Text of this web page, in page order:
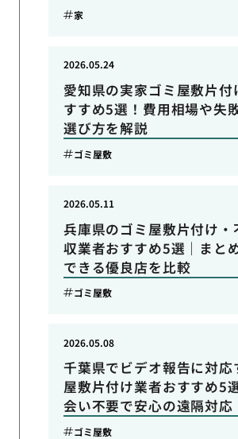
家
愛知県の実家ゴミ屋敷片付
すすめ5選！費用相場や失
選び方を解説
2026.05.24
ゴミ屋敷
兵庫県のゴミ屋敷片付け・
収業者おすすめ5選｜まと
できる優良店を比較
2026.05.11
ゴミ屋敷
千葉県でビデオ報告に対応
屋敷片付け業者おすすめ5
会い不要で安心の遠隔対応
2026.05.08
ゴミ屋敷